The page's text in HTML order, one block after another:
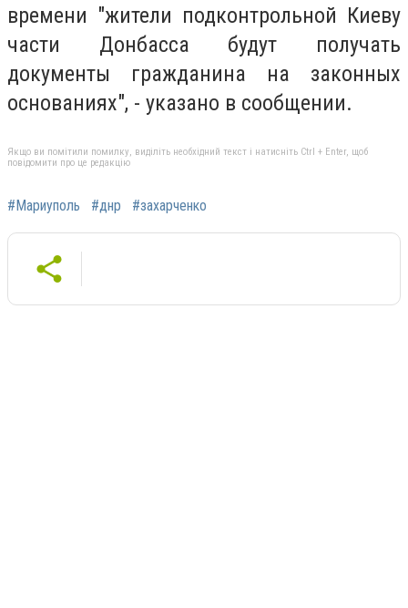
времени "жители подконтрольной Киеву
части Донбасса будут получать
документы гражданина на законных
основаниях", - указано в сообщении.
Якщо ви помітили помилку, виділіть необхідний текст і натисніть Ctrl + Enter, щоб
повідомити про це редакцію
#Мариуполь #днр #захарченко